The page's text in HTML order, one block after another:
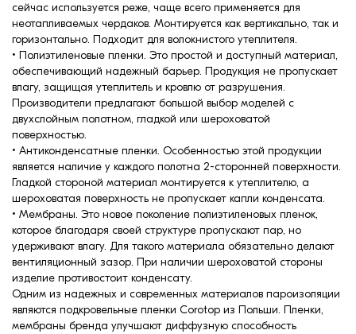
сейчас используется реже, чаще всего применяется для
неотапливаемых чердаков. Монтируется как вертикально, так и
горизонтально. Подходит для волокнистого утеплителя.
• Полиэтиленовые пленки. Это простой и доступный материал,
обеспечивающий надежный барьер. Продукция не пропускает
влагу, защищая утеплитель и кровлю от разрушения.
Производители предлагают большой выбор моделей с
двухслойным полотном, гладкой или шероховатой
поверхностью.
• Антиконденсатные пленки. Особенностью этой продукции
является наличие у каждого полотна 2-сторонней поверхности.
Гладкой стороной материал монтируется к утеплителю, а
шероховатая поверхность не пропускает капли конденсата.
• Мембраны. Это новое поколение полиэтиленовых пленок,
которое благодаря своей структуре пропускают пар, но
удерживают влагу. Для такого материала обязательно делают
вентиляционный зазор. При наличии шероховатой стороны
изделие противостоит конденсату.
Одним из надежных и современных материалов пароизоляции
являются подкровельные пленки Corotop из Польши. Пленки,
мембраны бренда улучшают диффузную способность